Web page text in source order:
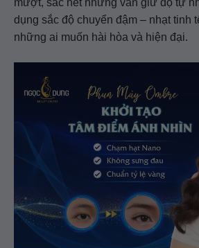
mượt, sắc nét nhưng vẫn giữ độ tự
dụng sắc độ chuyển đậm – nhạt tinh
những ai muốn hài hòa và hiện đại.